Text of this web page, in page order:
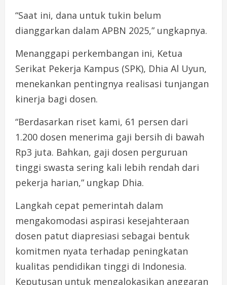
“Saat ini, dana untuk tukin belum
dianggarkan dalam APBN 2025,” ungkapnya.
Menanggapi perkembangan ini, Ketua
Serikat Pekerja Kampus (SPK), Dhia Al Uyun,
menekankan pentingnya realisasi tunjangan
kinerja bagi dosen.
“Berdasarkan riset kami, 61 persen dari
1.200 dosen menerima gaji bersih di bawah
Rp3 juta. Bahkan, gaji dosen perguruan
tinggi swasta sering kali lebih rendah dari
pekerja harian,” ungkap Dhia.
Langkah cepat pemerintah dalam
mengakomodasi aspirasi kesejahteraan
dosen patut diapresiasi sebagai bentuk
komitmen nyata terhadap peningkatan
kualitas pendidikan tinggi di Indonesia.
Keputusan untuk mengalokasikan anggaran